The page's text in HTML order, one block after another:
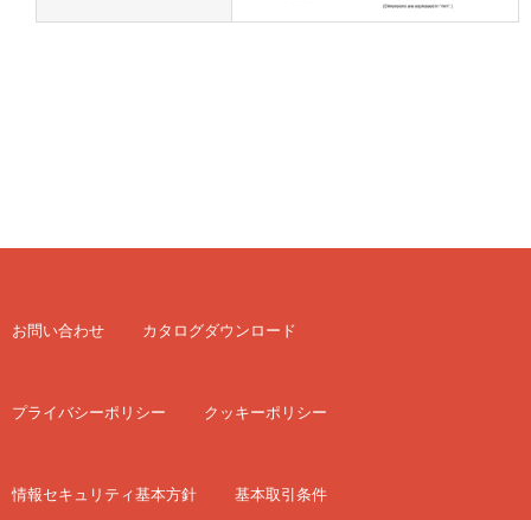
お問い合わせ カタログダウンロード
プライバシーポリシー クッキーポリシー
情報セキュリティ基本方針 基本取引条件